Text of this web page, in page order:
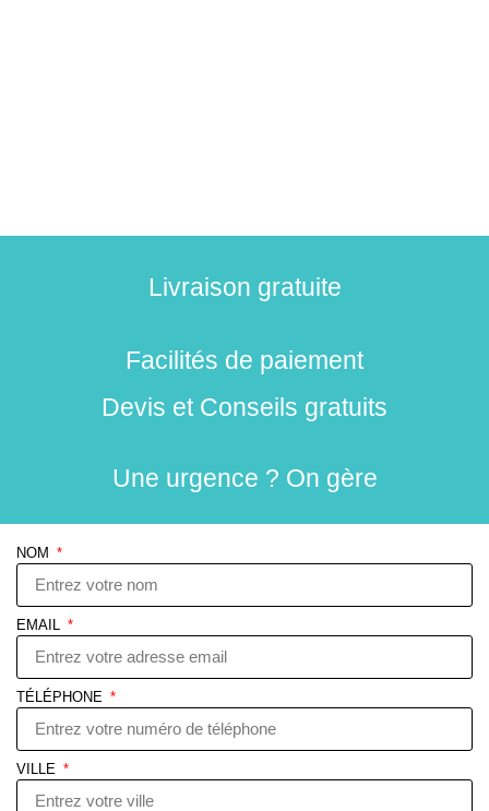
Livraison gratuite
Facilités de paiement
Devis et Conseils gratuits
Une urgence ? On gère
NOM
EMAIL
TÉLÉPHONE
VILLE